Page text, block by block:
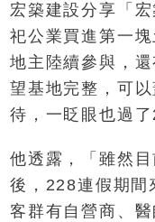
宏築建設分享「
祀公業買進第一
地主陸續參與，
望基地完整，可
待，一眨眼也過了
他透露，「雖然
後，228連假期間
客群有自營商、